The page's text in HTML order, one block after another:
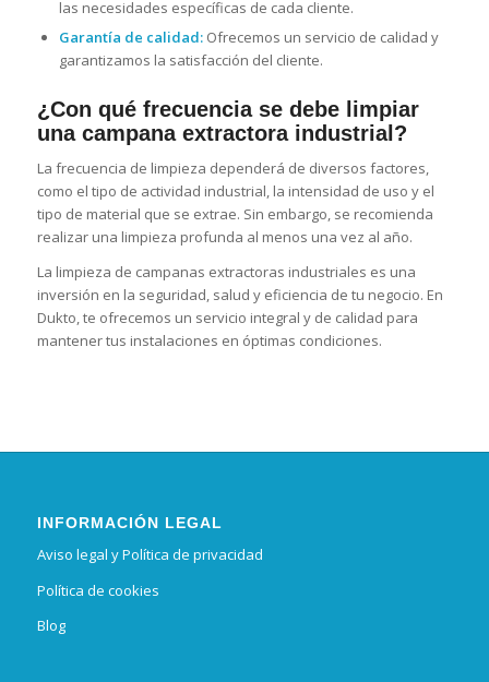
las necesidades específicas de cada cliente.
Garantía de calidad:Ofrecemos un servicio de calidad y
garantizamos la satisfacción del cliente.
¿Con qué frecuencia se debe limpiar
una campana extractora industrial?
La frecuencia de limpieza dependerá de diversos factores,
como el tipo de actividad industrial, la intensidad de uso y el
tipo de material que se extrae. Sin embargo, se recomienda
realizar una limpieza profunda al menos una vez al año.
La limpieza de campanas extractoras industriales es una
inversión en la seguridad, salud y eficiencia de tu negocio. En
Dukto, te ofrecemos un servicio integral y de calidad para
mantener tus instalaciones en óptimas condiciones.
INFORMACIÓN LEGAL
Aviso legal y Política de privacidad
Política de cookies
Blog